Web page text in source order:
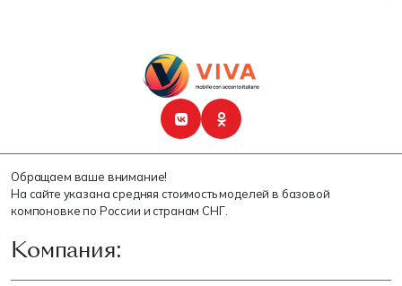
Обращаем ваше внимание!
На сайте указана средняя стоимость моделей в базовой
компоновке по России и странам СНГ.
Компания: